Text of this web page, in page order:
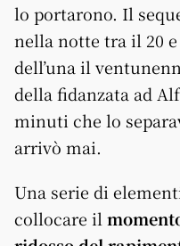
lo portarono. Il
nella notte tra il 20
dell’una il
della fidanzata ad
minuti che lo
arrivò mai.
Una serie di
collocare il